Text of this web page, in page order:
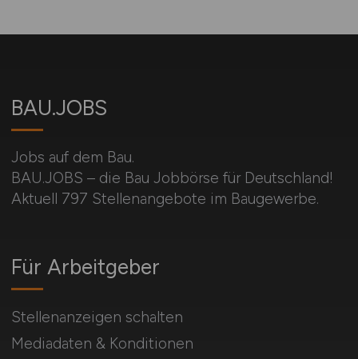
BAU.JOBS
Jobs auf dem Bau.
BAU.JOBS – die Bau Jobbörse für Deutschland!
Aktuell 797 Stellenangebote im Baugewerbe.
Für Arbeitgeber
Stellenanzeigen schalten
Mediadaten & Konditionen